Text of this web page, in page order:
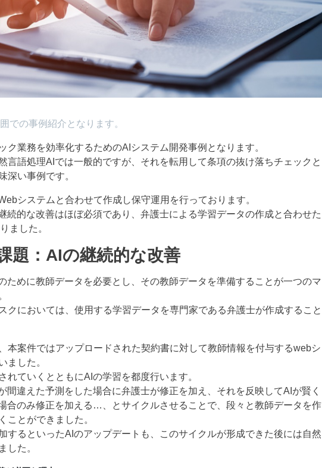
での事例紹介となります。
ク業務を効率化するためのAIシステム開発事例となります。
言語処理AIでは一般的ですが、それを転用して条項の抜け落ちチェックと
深い事例です。
システムと合わせて作成し保守運用を行っております。
続的な改善はほぼ必須であり、弁護士による学習データの作成と合わせた
ました。
題：AIの継続的な改善
ために教師データを必要とし、その教師データを準備することが一つのマ
クにおいては、使用する学習データを専門家である弁護士が作成すること
本案件ではアップロードされた契約書に対して教師情報を付与するwebシ
ました。
れていくとともにAIの学習を都度行います。
間違えた予測をした場合に弁護士が修正を加え、それを反映してAIが賢く
合のみ修正を加える…、とサイクルさせることで、段々と教師データを作
ことができました。
するといったAIのアップデートも、このサイクルが形成できた後には自然
した。